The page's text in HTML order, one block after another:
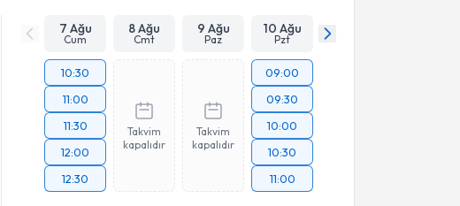
7 Ağu
Cum
8 Ağu
Cmt
9 Ağu
Paz
10 Ağu
Pzt
10:30
11:00
11:30
12:00
12:30
Takvim
kapalıdır
Takvim
kapalıdır
09:00
09:30
10:00
10:30
11:00